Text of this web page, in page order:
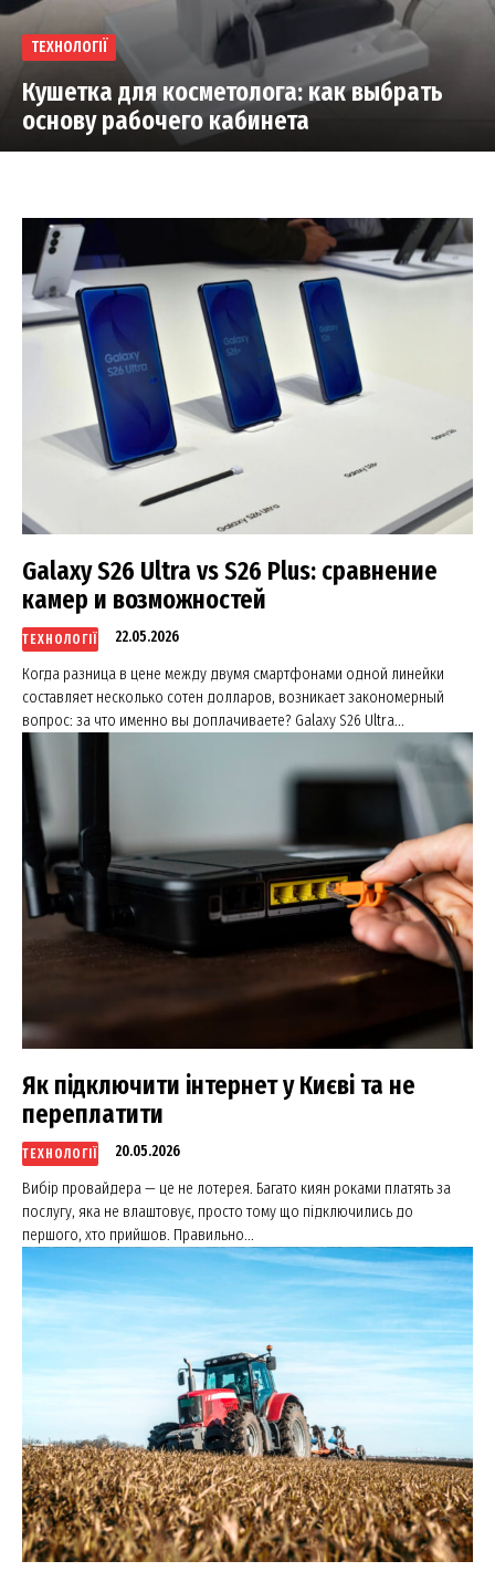
News Week
Magazine PRO
ТЕХНОЛОГІЇ
Кушетка для косметолога: как выбрать
основу рабочего кабинета
Galaxy S26 Ultra vs S26 Plus: сравнение
камер и возможностей
ТЕХНОЛОГІЇ 22.05.2026
Когда разница в цене между двумя смартфонами одной линейки
составляет несколько сотен долларов, возникает закономерный
вопрос: за что именно вы доплачиваете? Galaxy S26 Ultra...
Як підключити інтернет у Києві та не
переплатити
ТЕХНОЛОГІЇ 20.05.2026
Вибір провайдера — це не лотерея. Багато киян роками платять за
послугу, яка не влаштовує, просто тому що підключились до
першого, хто прийшов. Правильно...